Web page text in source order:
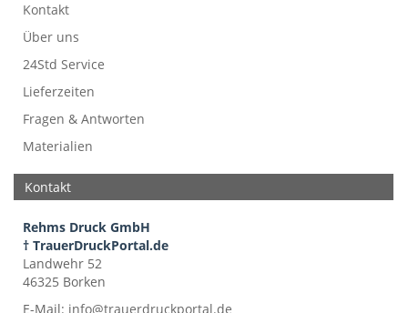
Kontakt
Über uns
24Std Service
Lieferzeiten
Fragen & Antworten
Materialien
Kontakt
Rehms Druck GmbH
† TrauerDruckPortal.de
Landwehr 52
46325 Borken
E-Mail: info@trauerdruckportal.de